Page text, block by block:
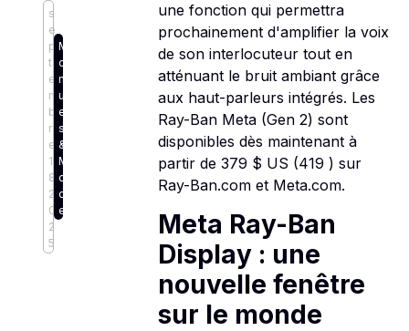
s
e
p
t
e
m
b
r
e
1
8,
2
0
2
5
M
o
nt
ur
e
s
&
M
o
d
e
une fonction qui permettra
prochainement d'amplifier la voix
de son interlocuteur tout en
atténuant le bruit ambiant grâce
aux haut-parleurs intégrés. Les
Ray-Ban Meta (Gen 2) sont
disponibles dès maintenant à
partir de 379 $ US (419 ) sur
Ray-Ban.com et Meta.com.
Meta Ray-Ban
Display : une
nouvelle fenêtre
sur le monde